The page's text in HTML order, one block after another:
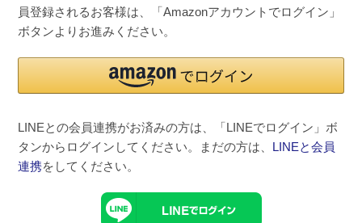
員登録されるお客様は、「Amazonアカウントでログイン」
ボタンよりお進みください。
LINEとの会員連携がお済みの方は、「LINEでログイン」ボ
タンからログインしてください。まだの方は、 LINEと会員
連携をしてください。